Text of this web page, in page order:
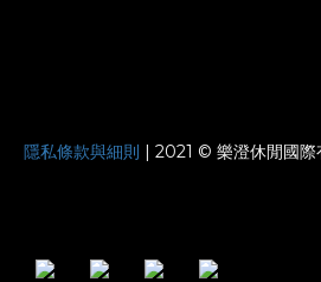
隱私條款與細則 | 2021 © 樂澄休閒國際